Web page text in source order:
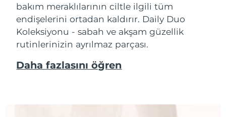
bakım meraklılarının ciltle ilgili tüm
endişelerini ortadan kaldırır. Daily Duo
Koleksiyonu - sabah ve akşam güzellik
rutinlerinizin ayrılmaz parçası.
Daha fazlasını öğren